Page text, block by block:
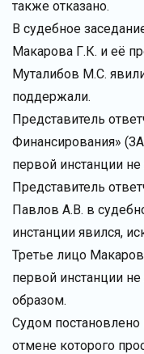
также отказано.
В судебное
Макарова Г.К. и её
Муталибов М.С.
поддержали.
Представитель
Финансирования»
первой инстанции
Представитель
Павлов А.В. в
инстанции явился,
Третье лицо
первой инстанции
образом.
Судом
отмене которого